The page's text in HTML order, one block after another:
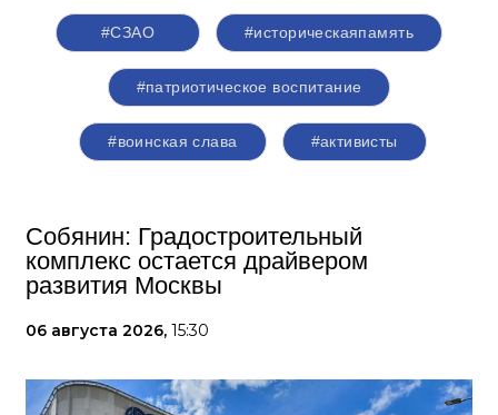
#СЗАО #историческаяпамять
#патриотическое воспитание
#воинская слава #активисты
Собянин: Градостроительный
комплекс остается драйвером
развития Москвы
06 августа 2026, 15:30